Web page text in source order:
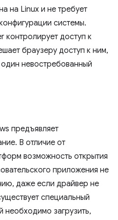
на Linux и не требует
системы.
контролирует доступ к
браузеру доступ к ним,
невостребованный
предъявляет
В отличие от
возможность открытия
приложения не
даже если драйвер не
специальный
необходимо загрузить,